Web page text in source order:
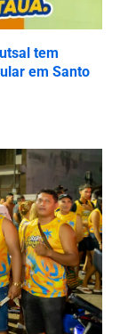
tem
em Santo